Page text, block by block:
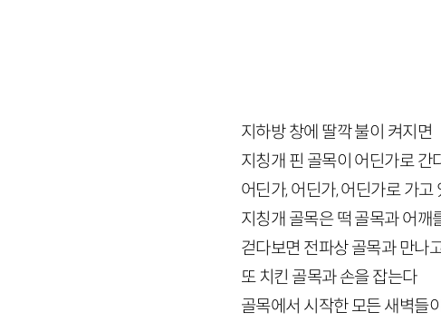
지하방 창에 딸깍 불이 켜지면
지칭개 핀 골목이 어딘가로 간
어딘가, 어딘가, 어딘가로 가
지칭개 골목은 떡 골목과 어깨
걷다보면 전파상 골목과 만나
또 치킨 골목과 손을 잡는다
골목에서 시작한 모든 새벽들이